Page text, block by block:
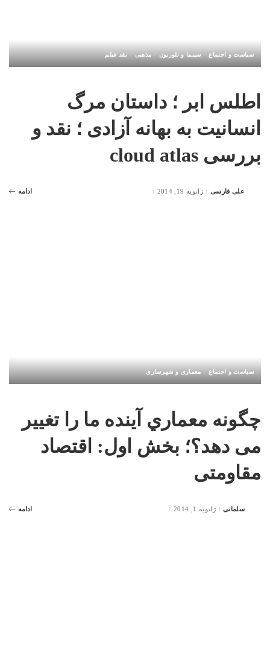
سیاست و اجتماع سینما و تلوزیون مذهبی نقد فیلم
اطلس ابر ؛ داستان مرگ
انسانیت به بهانه آزادی ؛ نقد و
بررسی cloud atlas
Postedعلی فارسی ژانویه 19, 2014 ادامه
سیاست و اجتماع معماری و شهرسازی
چگونه معماري آینده ما را تغییر
می دهد؟؛ بخش اول: اقتصاد
مقاومتی
Postedسلمانی ژانویه 1, 2014 ادامه